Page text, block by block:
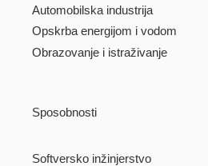
Automobilska industrija
Opskrba energijom i vodom
Obrazovanje i istraživanje
Sposobnosti
Softversko inžinjerstvo